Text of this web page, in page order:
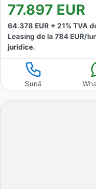
77.897 EUR
64.378 EUR + 21% TVA
Leasing de la 784 EUR/
juridice.
Sună